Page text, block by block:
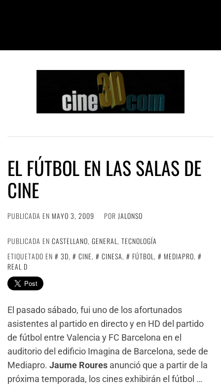
EL FÚTBOL EN LAS SALAS DE
CINE
PUBLICADA EN MAYO 3, 2009 POR JALONSO
PUBLICADA EN CASTELLANO, GENERAL, TECNOLOGÍA
ETIQUETADO EN
3D, CINE, CINESA, FÚTBOL, MEDIAPRO,
REAL D
El pasado sábado, fui uno de los afortunados
asistentes al partido en directo y en HD del partido
de fútbol entre Valencia y FC Barcelona en el
auditorio del edificio Imagina de Barcelona, sede de
Mediapro. Jaume Roures anunció que a partir de la
próxima temporada, los cines exhibirán el fútbol …